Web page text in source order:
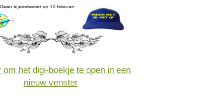
om het digi-boekje te open in een
nieuw venster